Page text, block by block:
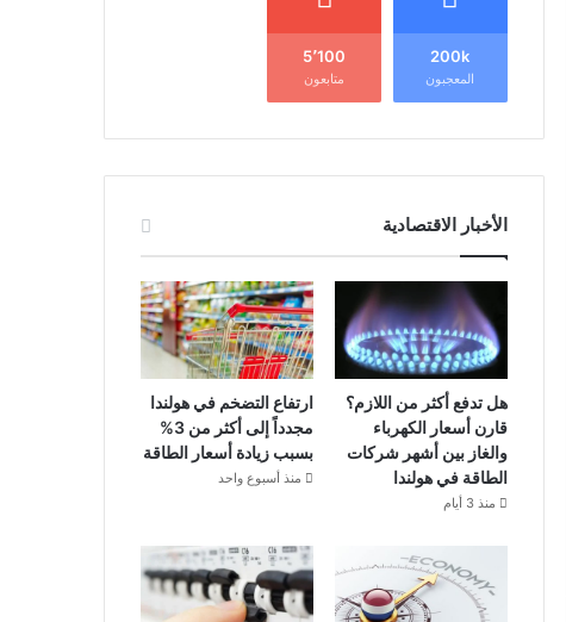
200k
المعجبون
5٬100
متابعون
الأخبار الاقتصادية
هل تدفع أكثر من اللازم؟
قارن أسعار الكهرباء
والغاز بين أشهر شركات
الطاقة في هولندا
منذ 3 أيام
ارتفاع التضخم في هولندا
مجدداً إلى أكثر من 3%
بسبب زيادة أسعار الطاقة
منذ أسبوع واحد